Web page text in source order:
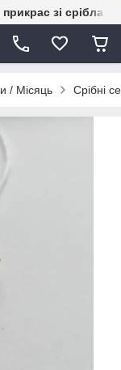
зі срібла
/ Місяць Срібні